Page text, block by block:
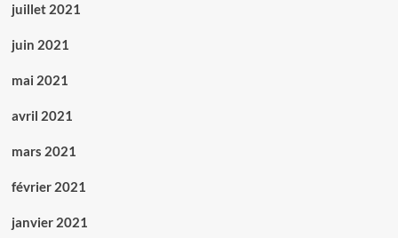
juillet 2021
juin 2021
mai 2021
avril 2021
mars 2021
février 2021
janvier 2021